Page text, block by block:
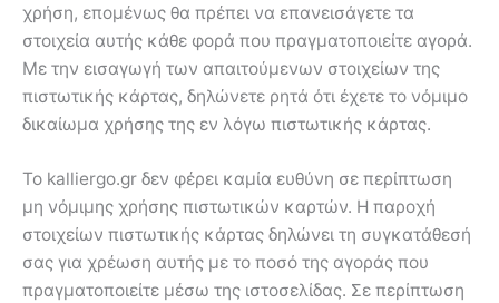
χρήση, επομένως θα πρέπει να επανεισάγετε τα
στοιχεία αυτής κάθε φορά που πραγματοποιείτε αγορά.
Με την εισαγωγή των απαιτούμενων στοιχείων της
πιστωτικής κάρτας, δηλώνετε ρητά ότι έχετε το νόμιμο
δικαίωμα χρήσης της εν λόγω πιστωτικής κάρτας.
Το kalliergo.gr δεν φέρει καμία ευθύνη σε περίπτωση
μη νόμιμης χρήσης πιστωτικών καρτών. Η παροχή
στοιχείων πιστωτικής κάρτας δηλώνει τη συγκατάθεσή
σας για χρέωση αυτής με το ποσό της αγοράς που
πραγματοποιείτε μέσω της ιστοσελίδας. Σε περίπτωση